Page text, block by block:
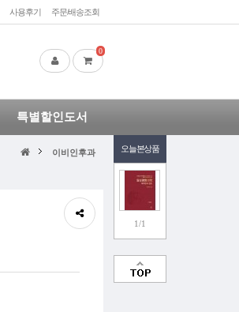
사용후기 주문/배송조회
0
특별할인도서
오늘본상품
1/1
이비인후과